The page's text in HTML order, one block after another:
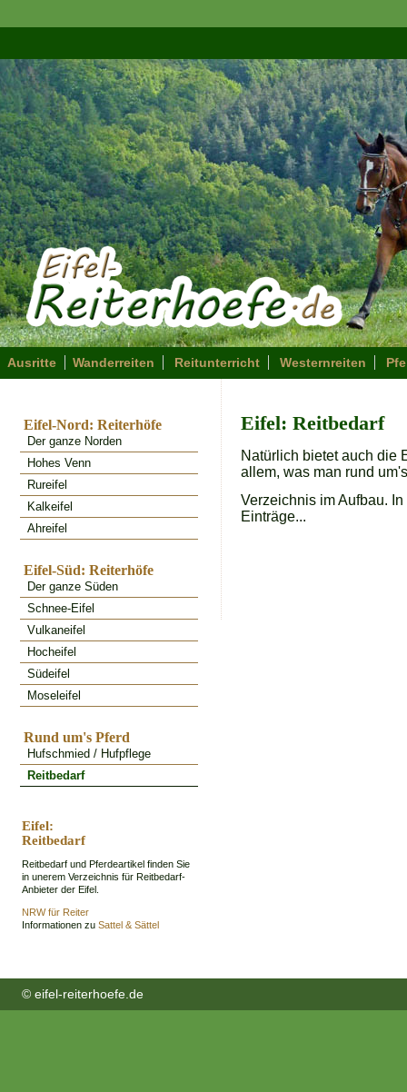
Ausritte Wanderreiten Reitunterricht Westernreiten
Eifel-Nord: Reiterhöfe
Der ganze Norden
Hohes Venn
Rureifel
Kalkeifel
Ahreifel
Eifel-Süd: Reiterhöfe
Der ganze Süden
Schnee-Eifel
Vulkaneifel
Hocheifel
Südeifel
Moseleifel
Rund um's Pferd
Hufschmied / Hufpflege
Reitbedarf
Eifel:
Reitbedarf
Reitbedarf und Pferdeartikel finden Sie
in unerem Verzeichnis für Reitbedarf-
Anbieter der Eifel.
NRW für Reiter
Informationen zu Sattel & Sättel
Eifel: Reitbedarf
Natürlich bietet auch die
allem, was man rund
Verzeichnis im Aufbau.
Einträge...
© eifel-reiterhoefe.de